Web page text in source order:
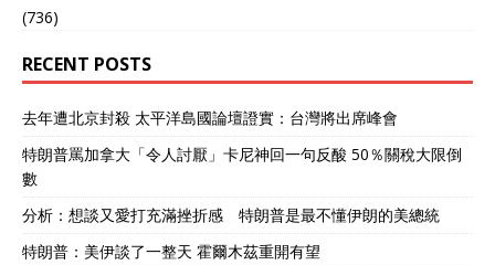
(736)
RECENT POSTS
去年遭北京封殺 太平洋島國論壇證實：台灣將出席峰會
特朗普罵加拿大「令人討厭」卡尼神回一句反酸 50％關稅大限倒
數
分析：想談又愛打充滿挫折感 特朗普是最不懂伊朗的美總統
特朗普：美伊談了一整天 霍爾木茲重開有望